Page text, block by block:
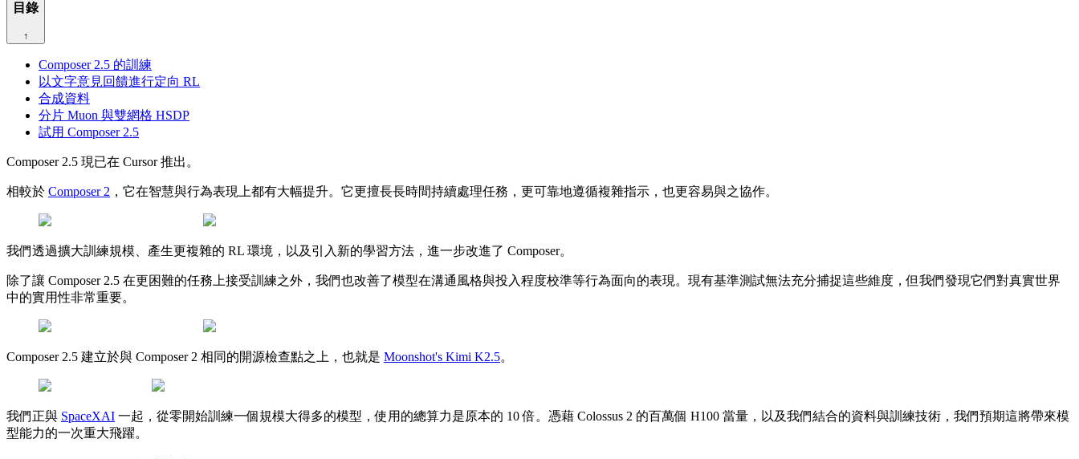
目錄
↑
Composer 2.5 的訓練
以文字意見回饋進行定向 RL
合成資料
分片 Muon 與雙網格 HSDP
試用 Composer 2.5
Composer 2.5 現已在 Cursor 推出。
相較於 Composer 2 ，它在智慧與行為表現上都有大幅提升。它更擅長長時間持續處理任務，更可靠地遵循複雜指示，也更容易與之協作。
我們透過擴大訓練規模、產生更複雜的 RL 環境，以及引入新的學習方法，進一步改進了 Composer。
除了讓 Composer 2.5 在更困難的任務上接受訓練之外，我們也改善了模型在溝通風格與投入程度校準等行為面向的表現。現有基準測試無法充分捕捉這些維度，但我們發現它們對真實世界
中的實用性非常重要。
Composer 2.5 建立於與 Composer 2 相同的開源檢查點之上，也就是 Moonshot's Kimi K2.5。
我們正與 SpaceXAI 一起，從零開始訓練一個規模大得多的模型，使用的總算力是原本的 10 倍。憑藉 Colossus 2 的百萬個 H100 當量，以及我們結合的資料與訓練技術，我們預期這將帶來模
型能力的一次重大飛躍。